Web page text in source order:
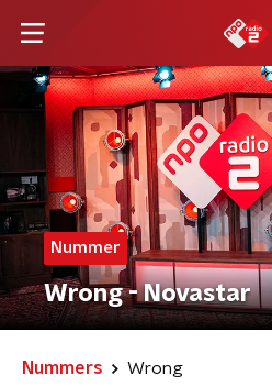
Nummer
Wrong - Novastar
Nummers Wrong